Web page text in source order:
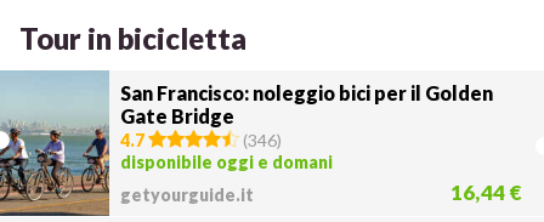
Tour in bicicletta
San Francisco: noleggio bici per il Golden
Gate Bridge
4.7 (346)
disponibile oggi e domani
getyourguide.it
16,44 €